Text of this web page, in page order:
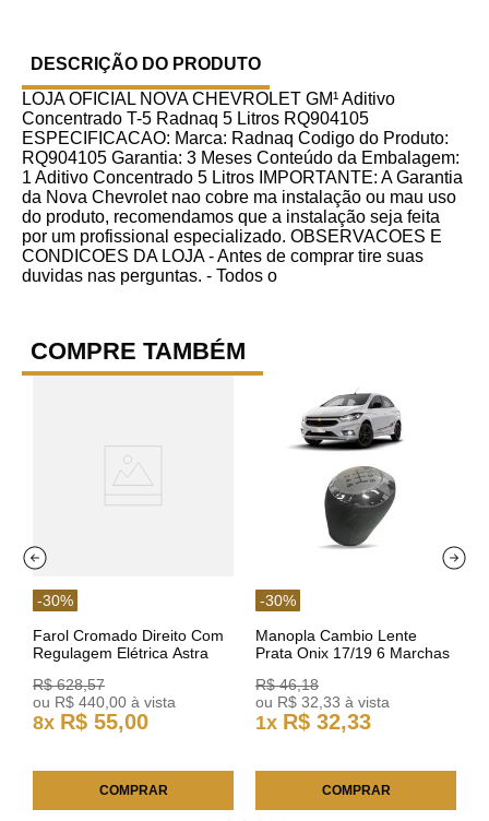
DESCRIÇÃO DO PRODUTO
LOJA OFICIAL NOVA CHEVROLET GM¹ Aditivo
Concentrado T-5 Radnaq 5 Litros RQ904105
ESPECIFICACAO: Marca: Radnaq Codigo do Produto:
RQ904105 Garantia: 3 Meses Conteúdo da Embalagem:
1 Aditivo Concentrado 5 Litros IMPORTANTE: A Garantia
da Nova Chevrolet nao cobre ma instalação ou mau uso
do produto, recomendamos que a instalação seja feita
por um profissional especializado. OBSERVACOES E
CONDICOES DA LOJA - Antes de comprar tire suas
duvidas nas perguntas. - Todos o
COMPRE TAMBÉM
-30%
Farol Cromado Direito Com
Regulagem Elétrica Astra
R$ 628,57
ou R$ 440 00 à vista
8x R$ 55,00
COMPRAR
-30%
Manopla Cambio Lente
Prata Onix 17/19 6 Marchas
R$ 46,18
ou R$ 32 33 à vista
1x R$ 32,33
COMPRAR